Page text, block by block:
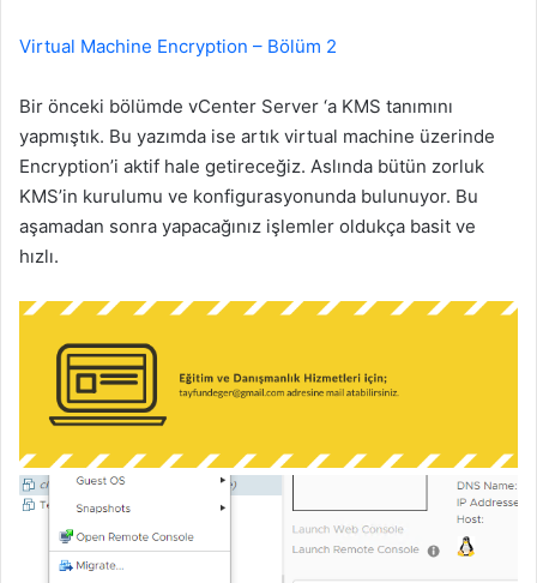
m
k
Virtual Machine Encryption – Bölüm 2
Bir önceki bölümde vCenter Server ‘a KMS tanımını
yapmıştık. Bu yazımda ise artık virtual machine üzerinde
Encryption’i aktif hale getireceğiz. Aslında bütün zorluk
KMS’in kurulumu ve konfigurasyonunda bulunuyor. Bu
aşamadan sonra yapacağınız işlemler oldukça basit ve
hızlı.